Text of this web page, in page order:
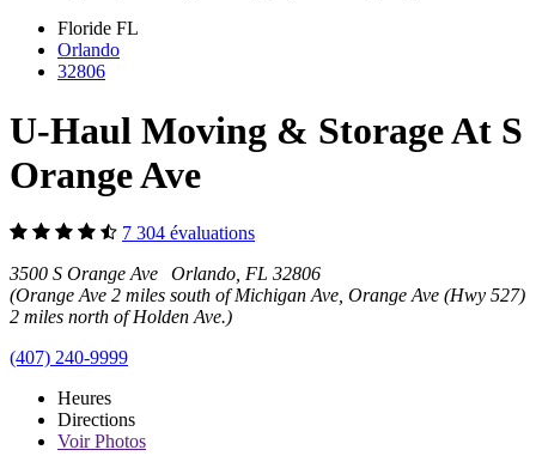
Floride FL
Orlando
32806
U-Haul Moving & Storage At S
Orange Ave
7 304 évaluations
3500 S Orange Ave Orlando, FL 32806
(Orange Ave 2 miles south of Michigan Ave, Orange Ave (Hwy 527)
2 miles north of Holden Ave.)
(407) 240-9999
Heures
Directions
VoirPhotos